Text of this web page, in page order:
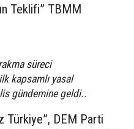
Teklifi” TBMM
süreci
kapsamlı yasal
gündemine geldi..
Türkiye”, DEM Parti